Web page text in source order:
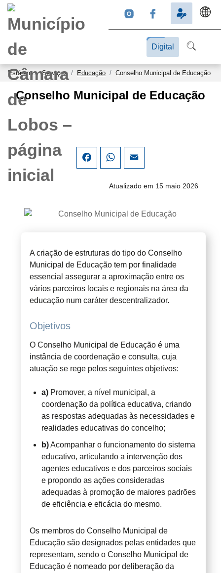
Digital
Está em...Serviços Educação Conselho Municipal de Educação
FacebookWhatsApp
Conselho Municipal de Educação
Atualizado em 15 maio 2026
A criação de estruturas do tipo do Conselho
Municipal de Educação tem por finalidade
essencial assegurar a aproximação entre os
vários parceiros locais e regionais na área da
educação num caráter descentralizador.
Objetivos
O Conselho Municipal de Educação é uma
instância de coordenação e consulta, cuja
atuação se rege pelos seguintes objetivos:
a) Promover, a nível municipal, a
coordenação da política educativa, criando
as respostas adequadas às necessidades e
realidades educativas do concelho;
b)Acompanhar o funcionamento do sistema
educativo, articulando a intervenção dos
agentes educativos e dos parceiros sociais
e propondo as ações consideradas
adequadas à promoção de maiores padrões
de eficiência e eficácia do mesmo.
Os membros do Conselho Municipal de
Educação são designados pelas entidades que
representam, sendo o Conselho Municipal de
Educação é nomeado por deliberação da